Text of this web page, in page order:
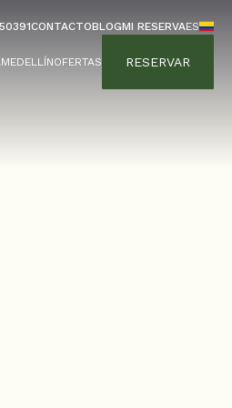
CONTACTOBLOGMI RESERVAES
MEDELLÍNOFERTAS RESERVAR